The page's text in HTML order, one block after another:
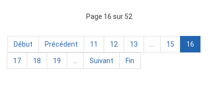
Page 16 sur 52
Début Précédent 11 12 13 15 16
17 18 19 Suivant Fin